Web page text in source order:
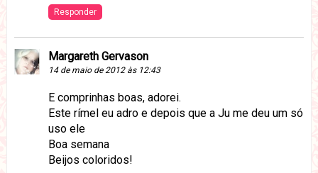
Responder
Margareth Gervason
14 de maio de 2012 às 12:43
E comprinhas boas, adorei.
Este rímel eu adro e depois que a Ju me deu um só
uso ele
Boa semana
Beijos coloridos!